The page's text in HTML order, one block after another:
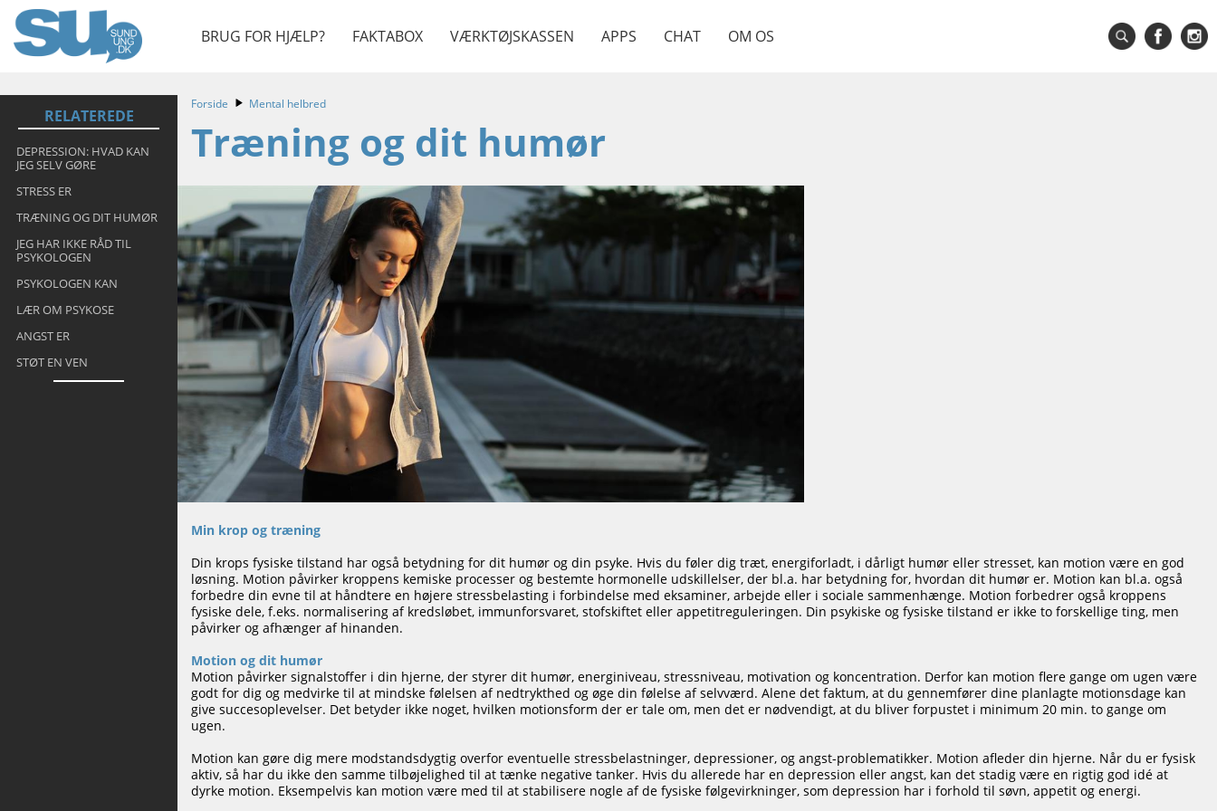
BRUG FOR HJÆLP? FAKTABOX VÆRKTØJSKASSEN APPS CHAT OM OS
RELATEREDE
DEPRESSION: HVAD KAN
JEG SELV GØRE
STRESS ER
TRÆNING OG DIT HUMØR
JEG HAR IKKE RÅD TIL
PSYKOLOGEN
PSYKOLOGEN KAN
LÆR OM PSYKOSE
ANGST ER
STØT EN VEN
Forside Mental helbred
Træning og dit humør
Min krop og træning
Din krops fysiske tilstand har også betydning for dit humør og din psyke. Hvis du føler dig træt, energiforladt, i dårligt humør eller stresset, kan motion være en god
løsning. Motion påvirker kroppens kemiske processer og bestemte hormonelle udskillelser, der bl.a. har betydning for, hvordan dit humør er. Motion kan bl.a. også
forbedre din evne til at håndtere en højere stressbelasting i forbindelse med eksaminer, arbejde eller i sociale sammenhænge. Motion forbedrer også kroppens
fysiske dele, f.eks. normalisering af kredsløbet, immunforsvaret, stofskiftet eller appetitreguleringen. Din psykiske og fysiske tilstand er ikke to forskellige ting, men
påvirker og afhænger af hinanden.
Motion og dit humør
Motion påvirker signalstoffer i din hjerne, der styrer dit humør, energiniveau, stressniveau, motivation og koncentration. Derfor kan motion flere gange om ugen være
godt for dig og medvirke til at mindske følelsen af nedtrykthed og øge din følelse af selvværd. Alene det faktum, at du gennemfører dine planlagte motionsdage kan
give succesoplevelser. Det betyder ikke noget, hvilken motionsform der er tale om, men det er nødvendigt, at du bliver forpustet i minimum 20 min. to gange om
ugen.
Motion kan gøre dig mere modstandsdygtig overfor eventuelle stressbelastninger, depressioner, og angst-problematikker. Motion afleder din hjerne. Når du er fysisk
aktiv, så har du ikke den samme tilbøjelighed til at tænke negative tanker. Hvis du allerede har en depression eller angst, kan det stadig være en rigtig god idé at
dyrke motion. Eksempelvis kan motion være med til at stabilisere nogle af de fysiske følgevirkninger, som depression har i forhold til søvn, appetit og energi.